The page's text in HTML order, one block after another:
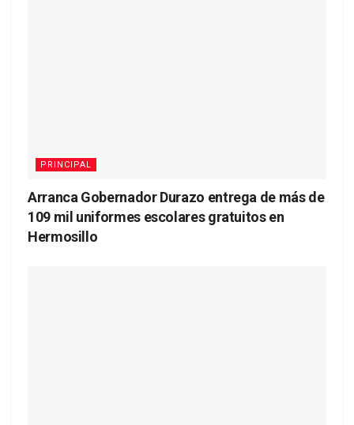
PRINCIPAL
Arranca Gobernador Durazo entrega de más de
109 mil uniformes escolares gratuitos en
Hermosillo